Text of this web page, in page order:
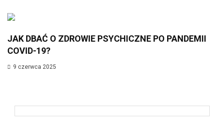
JAK DBAĆ O ZDROWIE PSYCHICZNE PO PANDEMII
COVID-19?
9 czerwca 2025